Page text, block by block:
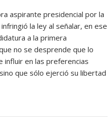
aspirante presidencial por la
la ley al señalar, en ese
a la primera
no se desprende que lo
influir en las preferencias
que sólo ejerció su libertad